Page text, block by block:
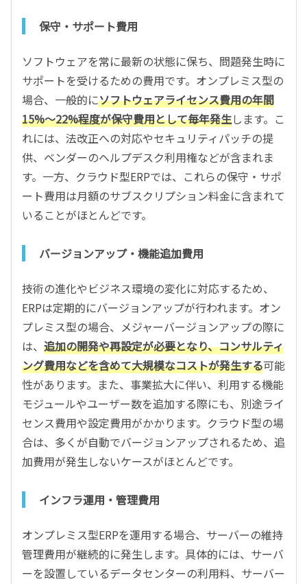
保守・サポート費用
ソフトウェアを常に最新の状態に保ち、問題発生時に
サポートを受けるための費用です。オンプレミス型の
場合、一般的にソフトウェアライセンス費用の年間
15%～22%程度が保守費用として毎年発生します。こ
れには、法改正への対応やセキュリティパッチの提
供、ベンダーのヘルプデスク利用権などが含まれま
す。一方、クラウド型ERPでは、これらの保守・サポ
ート費用は月額のサブスクリプション料金に含まれて
いることがほとんどです。
バージョンアップ・機能追加費用
技術の進化やビジネス環境の変化に対応するため、
ERPは定期的にバージョンアップが行われます。オン
プレミス型の場合、メジャーバージョンアップの際に
は、 追加の開発や再設定が必要となり、コンサルティ
ング費用などを含めて大規模なコストが発生する可能
性があります。また、事業拡大に伴い、利用する機能
モジュールやユーザー数を追加する際にも、別途ライ
センス費用や設定費用がかかります。クラウド型の場
合は、多くが自動でバージョンアップされるため、追
加費用が発生しないケースがほとんどです。
インフラ運用・管理費用
オンプレミス型ERPを運用する場合、サーバーの維持
管理費用が継続的に発生します。具体的には、サーバ
ーを設置しているデータセンターの利用料、サーバー